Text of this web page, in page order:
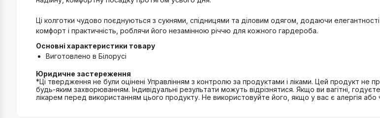
Ці колготки чудово поєднуються з сукнями, спідницями та діловим одягом, додаючи
комфорт і практичність, роблячи його незамінною річчю для кожного гардероба.
Основні характеристики товару
Виготовлено в Білорусі
Юридичне застереження
*Ці твердження не були оцінені Управлінням з контролю за продуктами і ліками. Цей продукт не
будь-яким захворюванням. Індивідуальні результати можуть відрізнятися. Якщо ви вагітні,
лікарем перед використанням цього продукту. Не використовуйте його, якщо у вас є алергія або